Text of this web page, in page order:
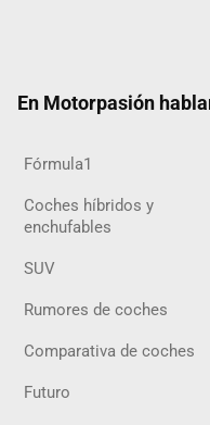
En Motorpasión
Fórmula1
Coches híbridos y
enchufables
SUV
Rumores de coches
Comparativa de coches
Futuro